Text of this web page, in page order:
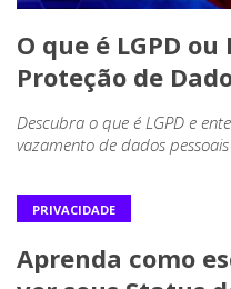
O que é LGPD
Proteção de
Descubra o que é LGPD e
vazamento de dados
PRIVACIDADE
Aprenda como